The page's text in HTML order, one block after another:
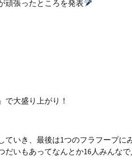
頑張ったところを発表
で大盛り上がり！
ていき、最後は1つのフラフープ
いもあってなんとか16人みんなで